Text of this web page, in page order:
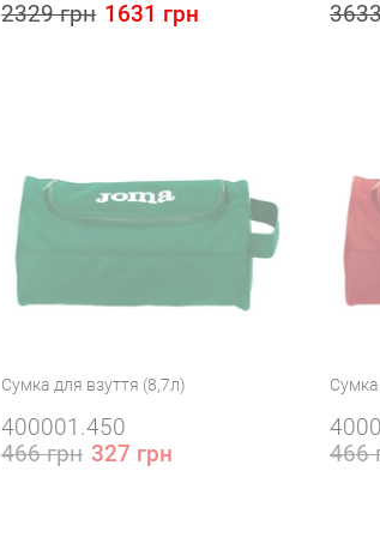
2329 грн 1631 грн
Сумка для взуття (8,7л)
400001.450
466 грн 327 грн
Сумка
466